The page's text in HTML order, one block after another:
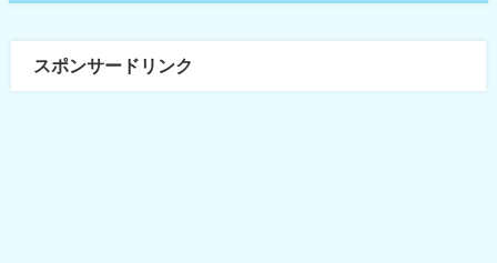
スポンサードリンク